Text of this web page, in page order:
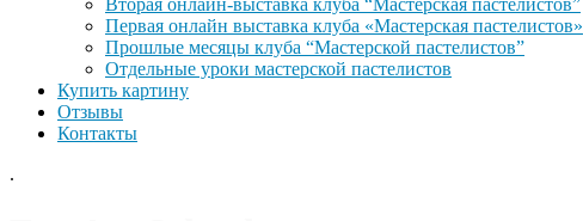
Вторая онлайн-выставка клуба “Мастерская пастелистов”
Первая онлайн выставка клуба «Мастерская пастелистов»
Прошлые месяцы клуба “Мастерской пастелистов”
Отдельные уроки мастерской пастелистов
Купить картину
Отзывы
Контакты
.